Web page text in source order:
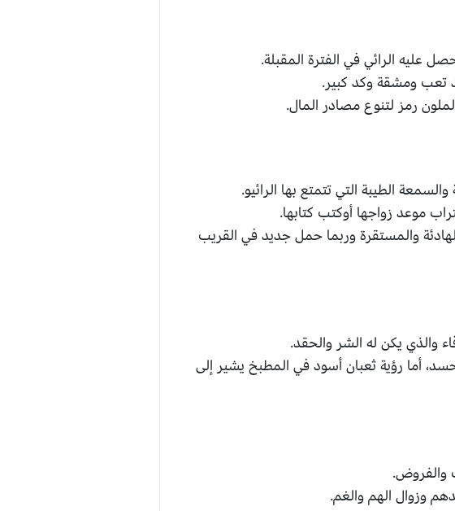
عليه الرائي في الفترة المقبلة.
تعب ومشقة وكد كبير.
رمز لتنوع مصادر المال.
الطيبة التي تتمتع بها الرائيو.
موعد زواجها أوكتب كتابها.
والمستقرة وربما حمل جديد في القريب
والذي يكن له الشر والحقد.
أما رؤية ثعبان أسود في المطبخ يشير إلى
والفروض.
وزوال الهم والغم.